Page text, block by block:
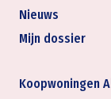
Nieuws
Mijn dossier
Koopwoningen